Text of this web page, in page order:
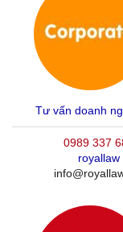
Tư vấn doanh
0989 337
royallaw